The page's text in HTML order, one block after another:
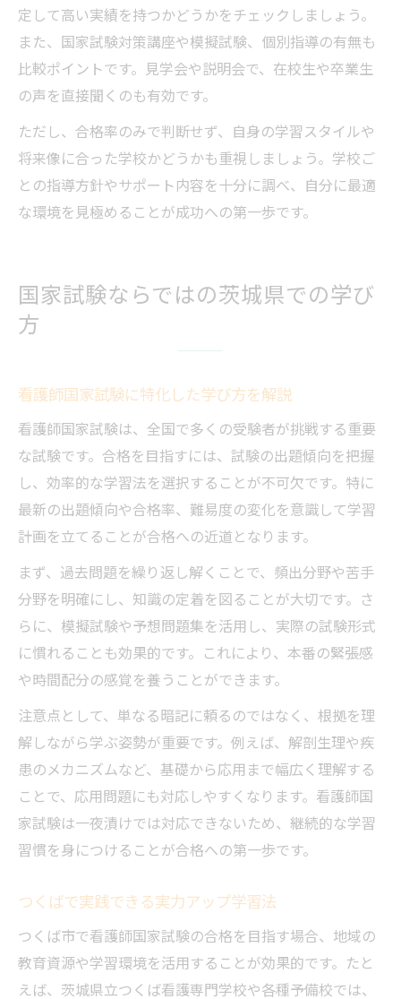
定して高い実績を持つかどうかをチェックしましょう。
また、国家試験対策講座や模擬試験、個別指導の有無も
比較ポイントです。見学会や説明会で、在校生や卒業生
の声を直接聞くのも有効です。
ただし、合格率のみで判断せず、自身の学習スタイルや
将来像に合った学校かどうかも重視しましょう。学校ご
との指導方針やサポート内容を十分に調べ、自分に最適
な環境を見極めることが成功への第一歩です。
国家試験ならではの茨城県での学び
方
看護師国家試験に特化した学び方を解説
看護師国家試験は、全国で多くの受験者が挑戦する重要
な試験です。合格を目指すには、試験の出題傾向を把握
し、効率的な学習法を選択することが不可欠です。特に
最新の出題傾向や合格率、難易度の変化を意識して学習
計画を立てることが合格への近道となります。
まず、過去問題を繰り返し解くことで、頻出分野や苦手
分野を明確にし、知識の定着を図ることが大切です。さ
らに、模擬試験や予想問題集を活用し、実際の試験形式
に慣れることも効果的です。これにより、本番の緊張感
や時間配分の感覚を養うことができます。
注意点として、単なる暗記に頼るのではなく、根拠を理
解しながら学ぶ姿勢が重要です。例えば、解剖生理や疾
患のメカニズムなど、基礎から応用まで幅広く理解する
ことで、応用問題にも対応しやすくなります。看護師国
家試験は一夜漬けでは対応できないため、継続的な学習
習慣を身につけることが合格への第一歩です。
つくばで実践できる実力アップ学習法
つくば市で看護師国家試験の合格を目指す場合、地域の
教育資源や学習環境を活用することが効果的です。たと
えば、茨城県立つくば看護専門学校や各種予備校では、